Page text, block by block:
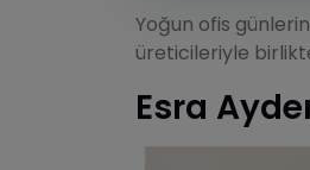
Yoğun ofis
üreticileriyle
Esra